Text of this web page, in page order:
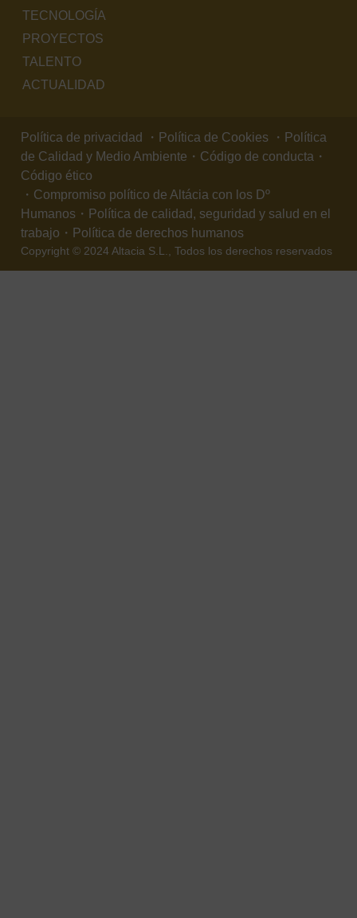
TECNOLOGÍA
PROYECTOS
TALENTO
ACTUALIDAD
Política de privacidad ・ Política de Cookies ・ Política
de Calidad y Medio Ambiente ・ Código de conducta ・
Código ético
・ Compromiso político de Altácia con los Dº
Humanos ・ Política de calidad, seguridad y salud en el
trabajo ・ Política de derechos humanos
Copyright © 2024 Altacia S.L., Todos los derechos reservados